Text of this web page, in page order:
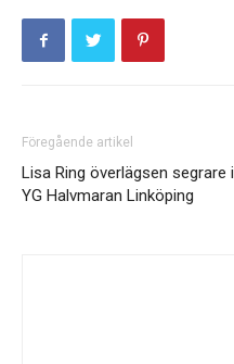
Föregående artikel
Lisa Ring överlägsen segrare i
YG Halvmaran Linköping